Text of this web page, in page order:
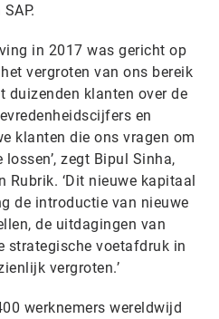
in 2017 was gericht op
vergroten van ons bereik
duizenden klanten over de
en
klanten die ons vragen om
zegt Bipul Sinha,
Rubrik. ‘Dit nieuwe kapitaal
de introductie van nieuwe
de uitdagingen van
strategische voetafdruk in
vergroten.’
werknemers wereldwijd